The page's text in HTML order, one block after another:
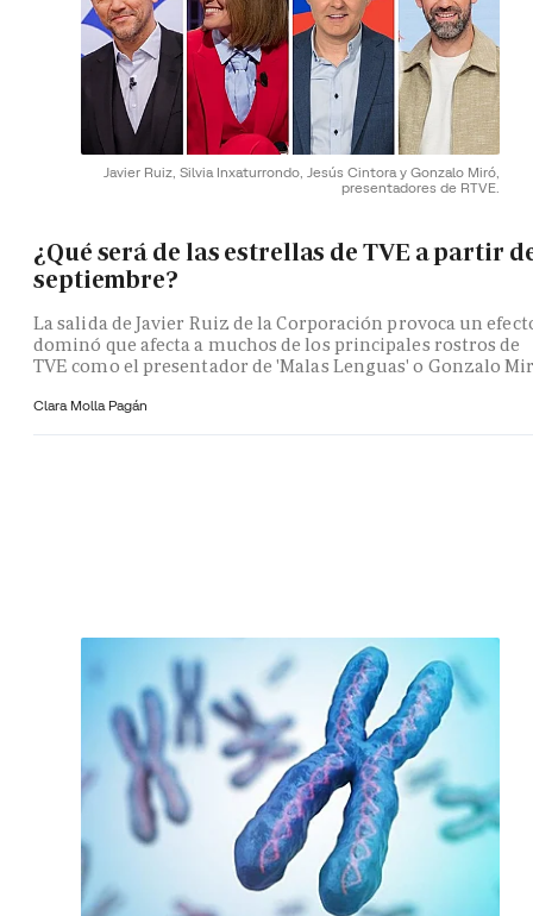
Javier Ruiz, Silvia Inxaturrondo, Jesús Cintora y Gonzalo Miró,
presentadores de RTVE.
¿Qué será de las estrellas de TVE a partir
septiembre?
La salida de Javier Ruiz de la Corporación provoca un
dominó que afecta a muchos de los principales rostros de
TVE como el presentador de 'Malas Lenguas' o Gonzalo
Clara Molla Pagán